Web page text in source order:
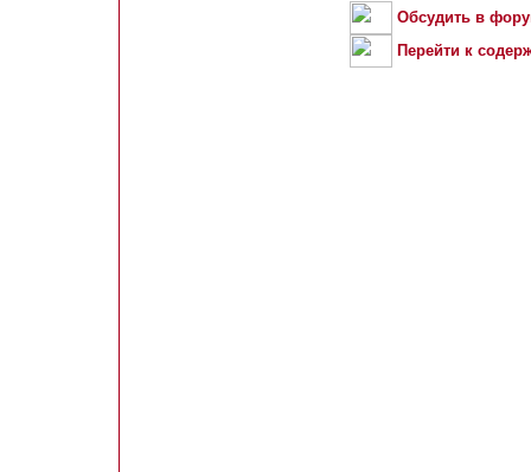
Обсудить в
Перейти к